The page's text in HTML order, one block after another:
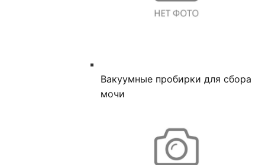
Вакуумные пробирки для сбора
мочи